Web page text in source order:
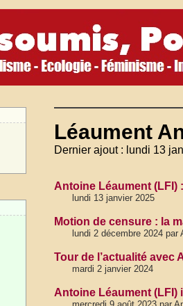
Léaument
Dernier ajout : lundi 13
Antoine Léaument (LFI)
lundi 13 janvier 2025
Motion de censure : la
lundi 2 décembre 2024 par
Tour de l’actualité avec
mardi 2 janvier 2024
Antoine Léaument (LFI)